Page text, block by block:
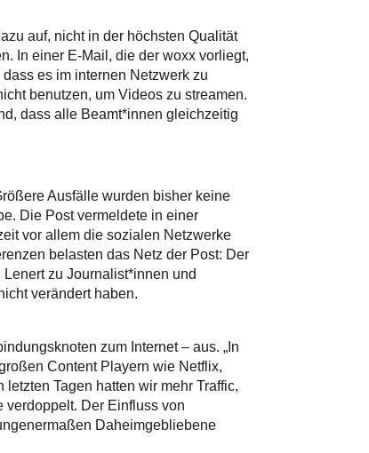
auf, nicht in der höchsten Qualität
In einer E-Mail, die der woxx vorliegt,
es im internen Netzwerk zu
benutzen, um Videos zu streamen.
dass alle Beamt*innen gleichzeitig
Ausfälle wurden bisher keine
Die Post vermeldete in einer
vor allem die sozialen Netzwerke
belasten das Netz der Post: Der
zu Journalist*innen und
verändert haben.
zum Internet – aus. „In
Content Playern wie Netflix,
Tagen hatten wir mehr Traffic,
verdoppelt. Der Einfluss von
Daheimgebliebene